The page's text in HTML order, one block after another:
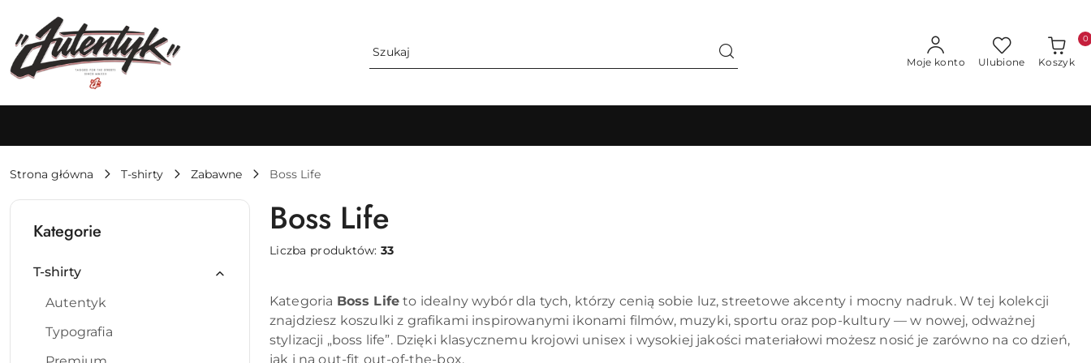
Przejdź do treści głównej
Przejdź do wyszukiwarki
Przejdź do moje konto
Przejdź do menu głównego
Przejdź do stopki
Moje konto Ulubione Koszyk
0
Strona główna T-shirty Zabawne Boss Life
Kategorie
T-shirty
Autentyk
Typografia
Boss Life
Liczba produktów:33
Kategoria Boss Life to idealny wybór dla tych, którzy cenią sobie luz, streetowe akcenty i mocny nadruk. W tej kolekcji
znajdziesz koszulki z grafikami inspirowanymi ikonami filmów, muzyki, sportu oraz pop-kultury — w nowej, odważnej
stylizacji „boss life”. Dzięki klasycznemu krojowi unisex i wysokiej jakości materiałowi możesz nosić je zarówno na co dzień,
jak i na out-fit out-of-the-box.